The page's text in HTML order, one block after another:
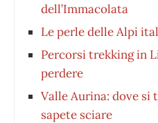
dell’Immacolata
Le perle delle Alpi
Percorsi trekking in
perdere
Valle Aurina: dove si
sapete sciare